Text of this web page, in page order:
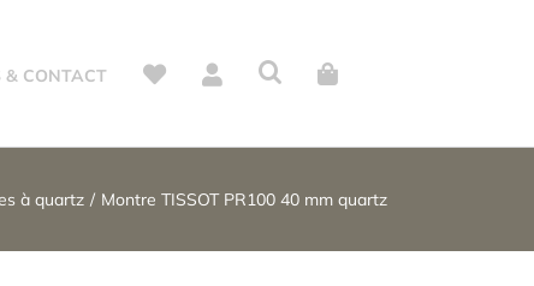
& CONTACT
à quartz Montre TISSOT PR100 40 mm quartz